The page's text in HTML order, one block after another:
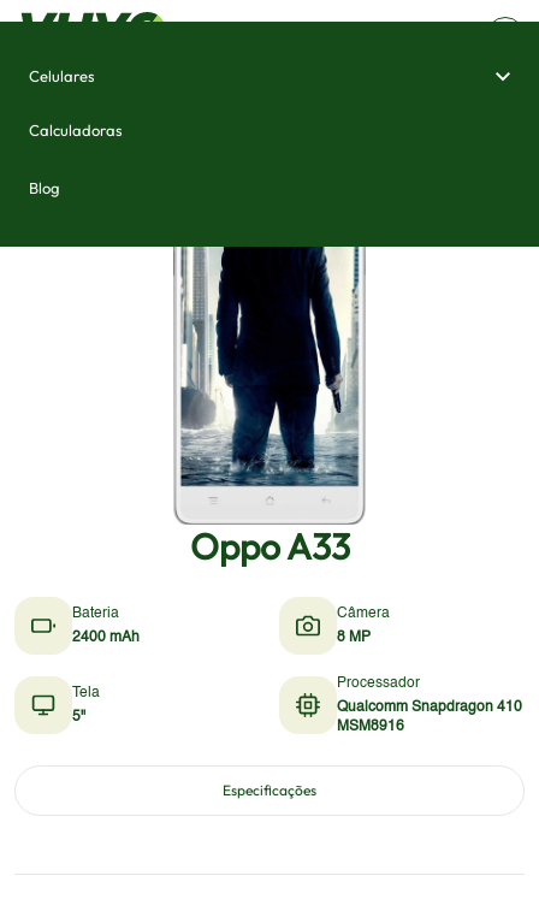
Celulares
Calculadoras
Blog
Oppo A33
Bateria
2400 mAh
Câmera
8 MP
Tela
5"
Processador
Qualcomm Snapdragon 410
MSM8916
Especificações